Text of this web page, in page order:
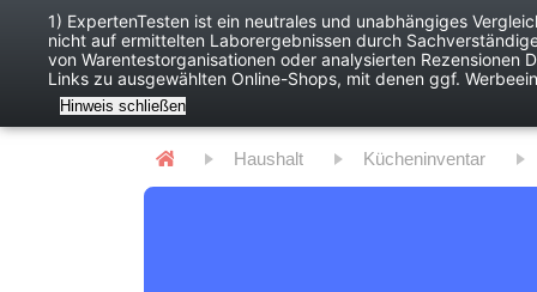
Baby Digitales
Haushalt Kücheninventar
1) ExpertenTesten ist ein neutrales und unabhängiges
nicht auf ermittelten Laborergebnissen durch
von Warentestorganisationen oder analysierten
Links zu ausgewählten Online-Shops, mit denen ggf.
Hinweis schließen